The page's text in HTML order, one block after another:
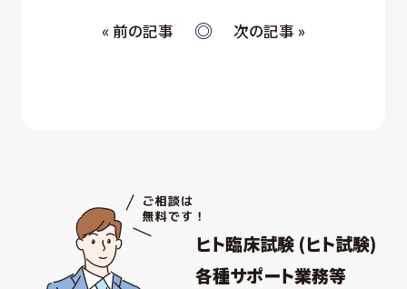
(ウ) 従業員・役員 (過去に従業員・役員であった者を
与支払その他の労務管理
③ 福利厚生、教育研修、安全衛生管理
取得した個人情報について上記以外の目的外
利用を行わず、またそのための措置を講じます。
« 前の記事 次の記事 »
ヒト臨床試験 (ヒト試験)
各種サポート業務等